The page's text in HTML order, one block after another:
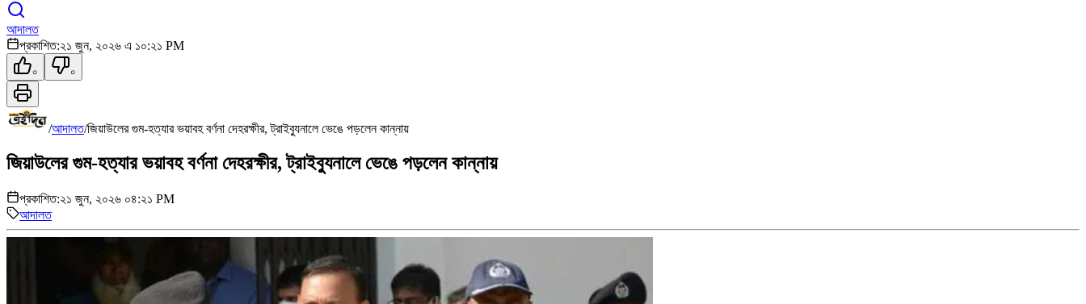
আদালত
প্রকাশিত:২১ জুন, ২০২৬ এ ১০:২১ PM
০ ০
/আদালত/জিয়াউলের গুম-হত্যার ভয়াবহ বর্ণনা দেহরক্ষীর, ট্রাইব্যুনালে ভেঙে পড়লেন কান্নায়
জিয়াউলের গুম-হত্যার ভয়াবহ বর্ণনা দেহরক্ষীর, ট্রাইব্যুনালে ভেঙে পড়লেন কান্নায়
প্রকাশিত:২১ জুন, ২০২৬ ০৪:২১ PM
আদালত